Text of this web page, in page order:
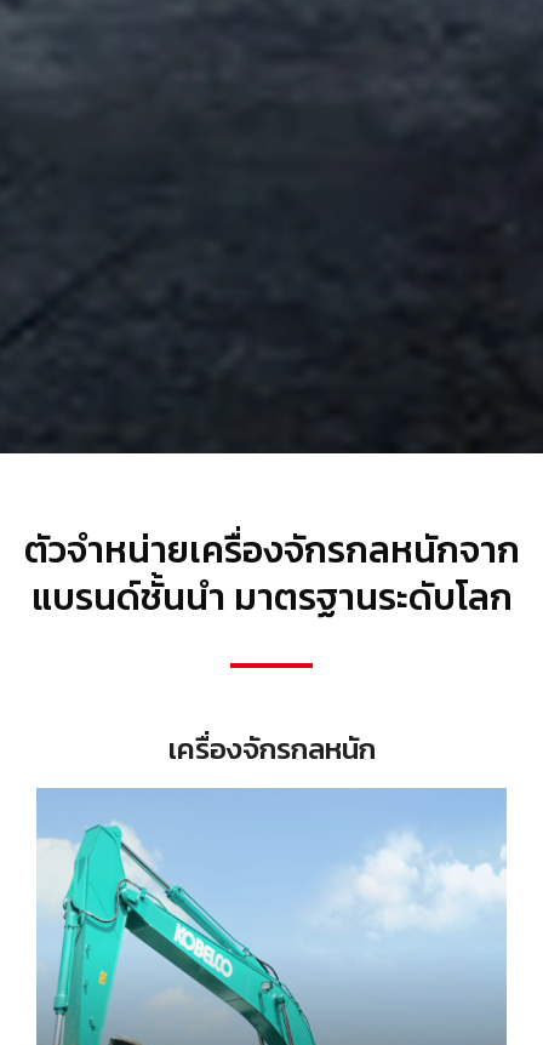
ตัวจำหน่ายเครื่องจักรกลหนักจาก
แบรนด์ชั้นนำ มาตรฐานระดับโลก
เครื่องจักรกลหนัก